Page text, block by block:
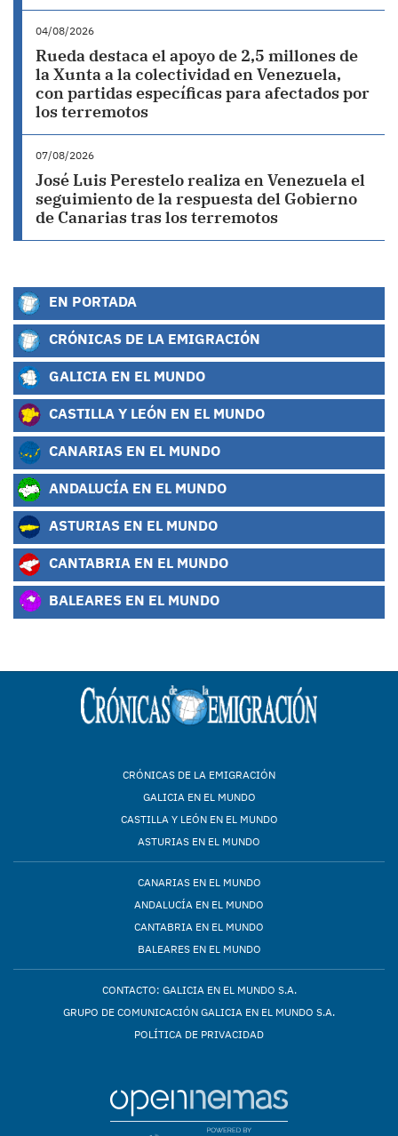
04/08/2026
Rueda destaca el apoyo de 2,5 millones de
la Xunta a la colectividad en Venezuela,
con partidas específicas para afectados por
los terremotos
07/08/2026
José Luis Perestelo realiza en Venezuela el
seguimiento de la respuesta del Gobierno
de Canarias tras los terremotos
EN PORTADA
CRÓNICAS DE LA EMIGRACIÓN
GALICIA EN EL MUNDO
CASTILLA Y LEÓN EN EL MUNDO
CANARIAS EN EL MUNDO
ANDALUCÍA EN EL MUNDO
ASTURIAS EN EL MUNDO
CANTABRIA EN EL MUNDO
BALEARES EN EL MUNDO
CRÓNICAS DE LA EMIGRACIÓN
GALICIA EN EL MUNDO
CASTILLA Y LEÓN EN EL MUNDO
ASTURIAS EN EL MUNDO
CANARIAS EN EL MUNDO
ANDALUCÍA EN EL MUNDO
CANTABRIA EN EL MUNDO
BALEARES EN EL MUNDO
CONTACTO: GALICIA EN EL MUNDO S.A.
GRUPO DE COMUNICACIÓN GALICIA EN EL MUNDO S.A.
POLÍTICA DE PRIVACIDAD